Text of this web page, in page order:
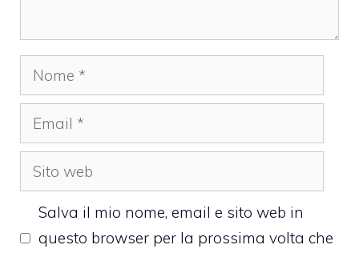
Nome
Email
Sito
web
Salva il mio nome, email e sito web in
questo browser per la prossima volta che